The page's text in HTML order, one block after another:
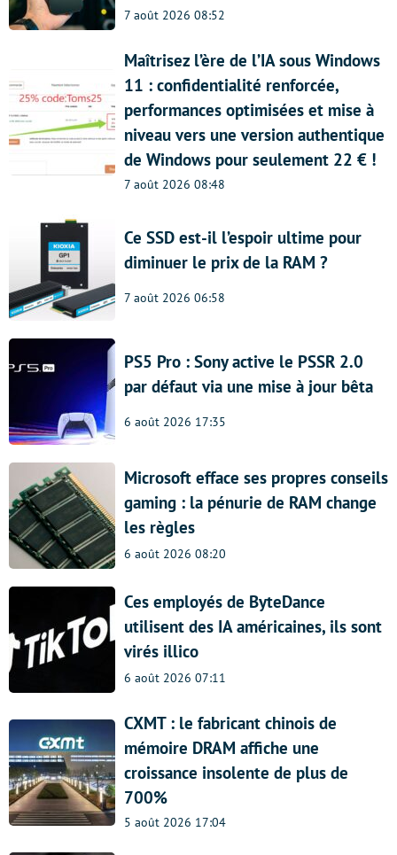
7 août 2026 08:52
Maîtrisez l’ère de l’IA sous Windows
11 : confidentialité renforcée,
performances optimisées et mise à
niveau vers une version authentique
de Windows pour seulement 22 € !
7 août 2026 08:48
Ce SSD est-il l’espoir ultime pour
diminuer le prix de la RAM ?
7 août 2026 06:58
PS5 Pro : Sony active le PSSR 2.0
par défaut via une mise à jour bêta
6 août 2026 17:35
Microsoft efface ses propres conseils
gaming : la pénurie de RAM change
les règles
6 août 2026 08:20
Ces employés de ByteDance
utilisent des IA américaines, ils sont
virés illico
6 août 2026 07:11
CXMT : le fabricant chinois de
mémoire DRAM affiche une
croissance insolente de plus de
700%
5 août 2026 17:04